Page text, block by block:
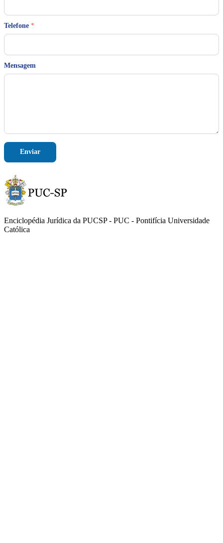
f
o
n
e
l
Telefone *
Mensagem
Enviar
Enciclopédia Jurídica da PUCSP - PUC - Pontifícia Universidade
Católica